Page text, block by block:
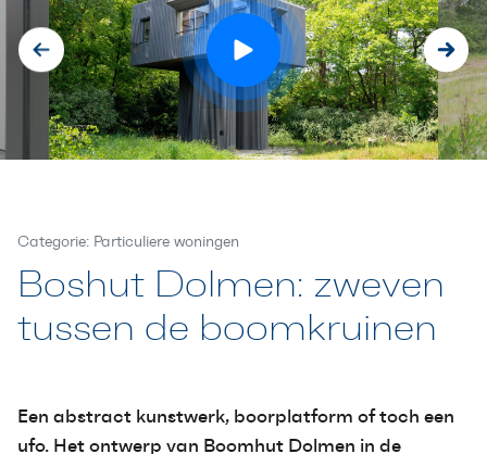
Categorie: Particuliere woningen
Boshut Dolmen: zweven
tussen de boomkruinen
Een abstract kunstwerk, boorplatform of toch een
ufo. Het ontwerp van Boomhut Dolmen in de